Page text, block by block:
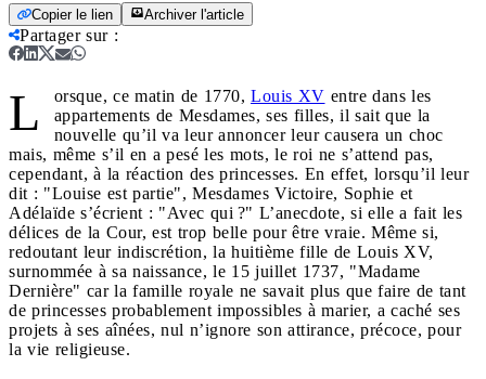
Copier le lien Archiver l'article
Partager sur:
L orsque, ce matin de 1770, Louis XV entre dans les
appartements de Mesdames, ses filles, il sait que la
nouvelle qu’il va leur annoncer leur causera un choc
mais, même s’il en a pesé les mots, le roi ne s’attend pas,
cependant, à la réaction des princesses. En effet, lorsqu’il leur
dit : "Louise est partie", Mesdames Victoire, Sophie et
Adélaïde s’écrient : "Avec qui ?" L’anecdote, si elle a fait les
délices de la Cour, est trop belle pour être vraie. Même si,
redoutant leur indiscrétion, la huitième fille de Louis XV,
surnommée à sa naissance, le 15 juillet 1737, "Madame
Dernière" car la famille royale ne savait plus que faire de tant
de princesses probablement impossibles à marier, a caché ses
projets à ses aînées, nul n’ignore son attirance, précoce, pour
la vie religieuse.